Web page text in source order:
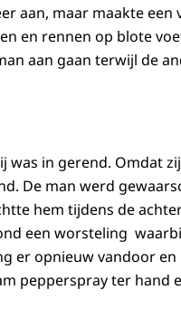
aan, maar maakte
en rennen op blote
aan gaan terwijl de
was in gerend. Omdat
De man werd
hem tijdens de
een worsteling
er opnieuw vandoor
pepperspray ter hand